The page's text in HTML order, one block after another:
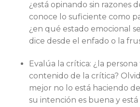
¿está opinando sin razones
conoce lo suficiente como
¿en qué estado emocional
dice desde el enfado o la
Evalúa la crítica: ¿la persona
contenido de la crítica?
mejor no lo está haciendo
su intención es buena y